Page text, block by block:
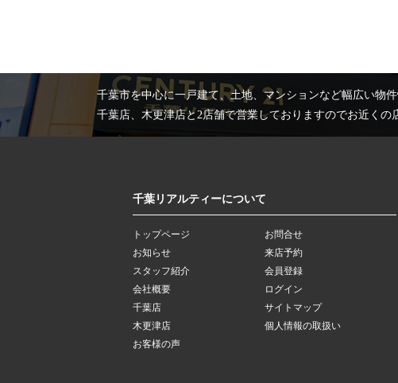
千葉市を中心に一戸建て、土地、マンションなど幅広い物
千葉店、木更津店と2店舗で営業しておりますのでお近く
千葉リアルティーについて
トップページ
お知らせ
スタッフ紹介
会社概要
千葉店
木更津店
お客様の声
お問合せ
来店予約
会員登録
ログイン
サイトマップ
個人情報の取扱い